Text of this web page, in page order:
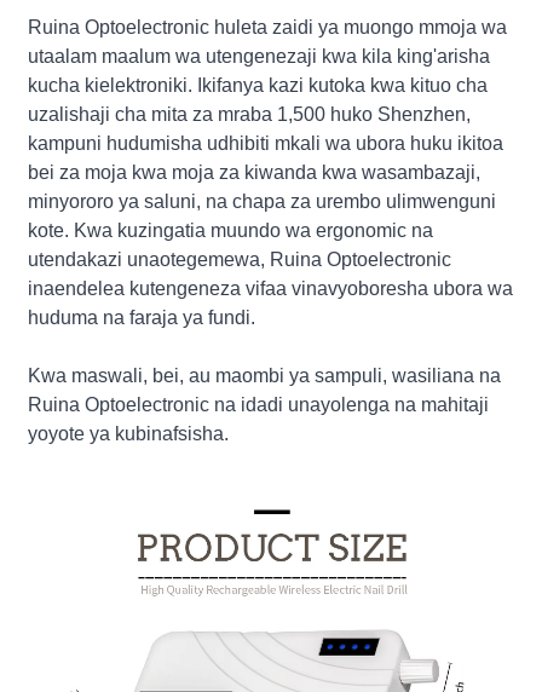
Ruina Optoelectronic huleta zaidi ya muongo mmoja wa
utaalam maalum wa utengenezaji kwa kila king'arisha
kucha kielektroniki. Ikifanya kazi kutoka kwa kituo cha
uzalishaji cha mita za mraba 1,500 huko Shenzhen,
kampuni hudumisha udhibiti mkali wa ubora huku ikitoa
bei za moja kwa moja za kiwanda kwa wasambazaji,
minyororo ya saluni, na chapa za urembo ulimwenguni
kote. Kwa kuzingatia muundo wa ergonomic na
utendakazi unaotegemewa, Ruina Optoelectronic
inaendelea kutengeneza vifaa vinavyoboresha ubora wa
huduma na faraja ya fundi.
Kwa maswali, bei, au maombi ya sampuli, wasiliana na
Ruina Optoelectronic na idadi unayolenga na mahitaji
yoyote ya kubinafsisha.